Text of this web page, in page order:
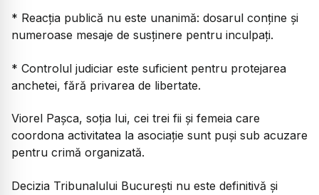
* Reacția publică nu este unanimă: dosarul conține și
numeroase mesaje de susținere pentru inculpați.
* Controlul judiciar este suficient pentru protejarea
anchetei, fără privarea de libertate.
Viorel Pașca, soția lui, cei trei fii și femeia care
coordona activitatea la asociație sunt puși sub acuzare
pentru crimă organizată.
Decizia Tribunalului București nu este definitivă și